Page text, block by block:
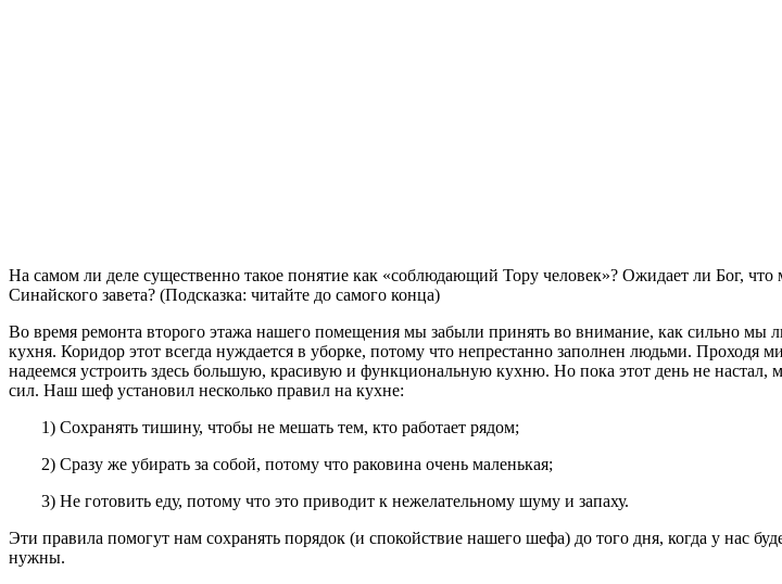
На самом ли деле существенно такое понятие как «соблюдающий Тору человек»? Ожидает ли Бог,
Синайского завета? (Подсказка: читайте до самого конца)
Во время ремонта второго этажа нашего помещения мы забыли принять во внимание, как сильно мы
кухня. Коридор этот всегда нуждается в уборке, потому что непрестанно заполнен людьми.
надеемся устроить здесь большую, красивую и функциональную кухню. Но пока этот день не настал,
сил. Наш шеф установил несколько правил на кухне:
1) Сохранять тишину, чтобы не мешать тем, кто работает рядом;
2) Сразу же убирать за собой, потому что раковина очень маленькая;
3) Не готовить еду, потому что это приводит к нежелательному шуму и запаху.
Эти правила помогут нам сохранять порядок (и спокойствие нашего шефа) до того дня, когда у нас
нужны.